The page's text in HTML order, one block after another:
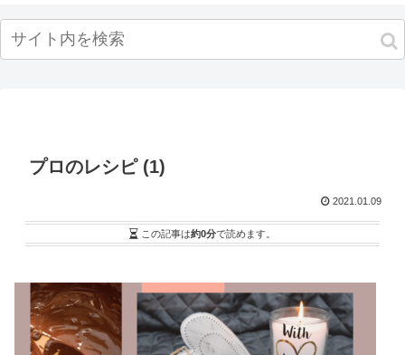
プロのレシピ (1)
2021.01.09
この記事は約0分で読めます。